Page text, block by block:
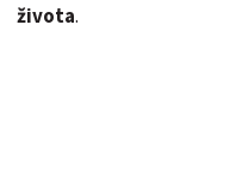
života.